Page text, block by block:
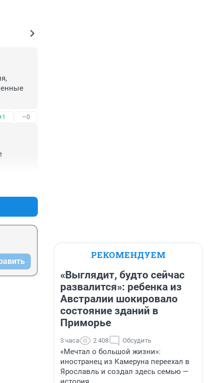
–0
РЕКОМЕНДУЕМ
«Выглядит, будто сейчас
развалится»: ребенка из
Австралии шокировало
состояние зданий в
Приморье
3 часа 2 408 Обсудить
«Мечтал о большой жизни»:
иностранец из Камеруна переехал в
Ярославль и создал здесь семью —